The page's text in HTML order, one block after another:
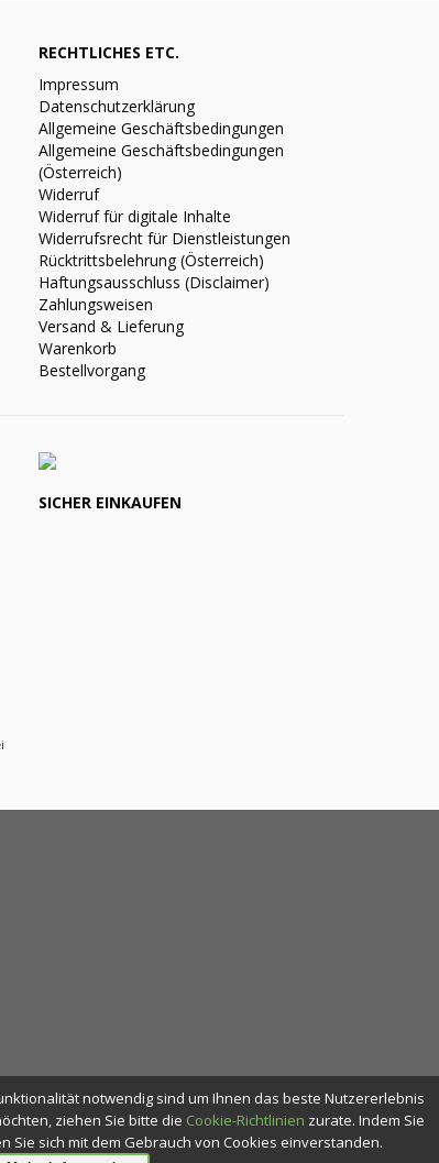
RECHTLICHES ETC.
Impressum
Datenschutzerklärung
Allgemeine Geschäftsbedingungen
Allgemeine Geschäftsbedingungen
(Österreich)
Widerruf
Widerruf für digitale Inhalte
Widerrufsrecht für Dienstleistungen
Rücktrittsbelehrung (Österreich)
Haftungsausschluss (Disclaimer)
Zahlungsweisen
Versand & Lieferung
Warenkorb
Bestellvorgang
SICHER EINKAUFEN
notwendig sind um Ihnen das beste Nutzererlebnis
ziehen Sie bitte die Cookie-Richtlinien zurate. Indem Sie
sich mit dem Gebrauch von Cookies einverstanden.